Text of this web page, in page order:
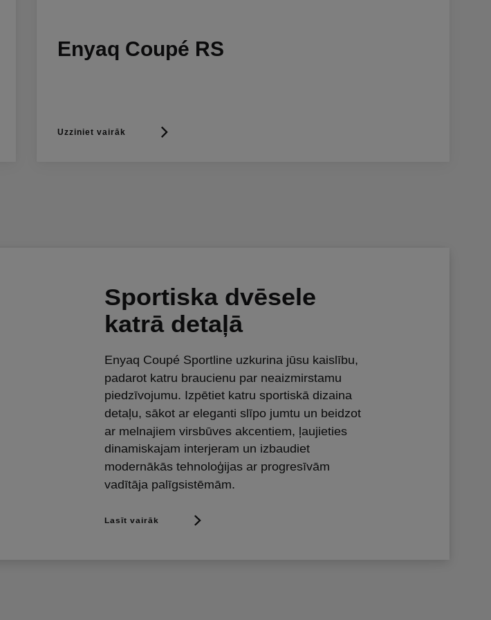
Enyaq Coupé RS
Uzziniet vairāk
Sportiska dvēsele
katrā detaļā
Enyaq Coupé Sportline uzkurina jūsu kaislību,
padarot katru braucienu par neaizmirstamu
piedzīvojumu. Izpētiet katru sportiskā dizaina
detaļu, sākot ar eleganti slīpo jumtu un beidzot
ar melnajiem virsbūves akcentiem, ļaujieties
dinamiskajam interjeram un izbaudiet
modernākās tehnoloģijas ar progresīvām
vadītāja palīgsistēmām.
Lasīt vairāk